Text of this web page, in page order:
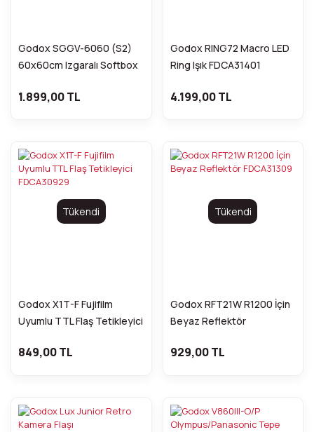
Godox SGGV-6060 (S2)
60x60cm Izgaralı Softbox
1.899,00 TL
Godox RING72 Macro LED
Ring Işık FDCA31401
4.199,00 TL
Tükendi
Godox X1T-F Fujifilm
Uyumlu TTL Flaş Tetikleyici
849,00 TL
Tükendi
Godox RFT21W R1200 İçin
Beyaz Reflektör
929,00 TL